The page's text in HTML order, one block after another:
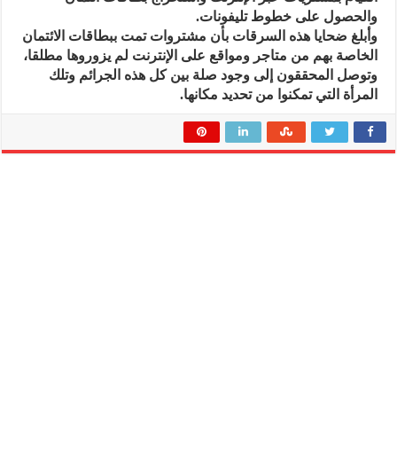
والحصول على خطوط تليفونات.
وأبلغ ضحايا هذه السرقات بأن مشتروات تمت ببطاقات الائتمان
الخاصة بهم من متاجر ومواقع على الإنترنت لم يزوروها مطلقا،
وتوصل المحققون إلى وجود صلة بين كل هذه الجرائم وتلك
المرأة التي تمكنوا من تحديد مكانها.